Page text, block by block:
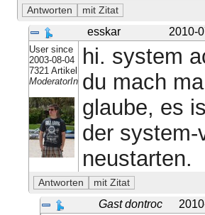
esskar 2010-
User since
2003-08-04
7321 Artikel
ModeratorIn
hi. system
du mach
glaube, es
der system-
neustarten.
Gast dontroc